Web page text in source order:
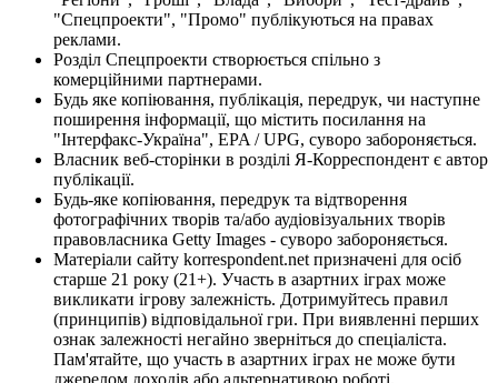
"Спецпроекти", "Промо" публікуються на правах
реклами.
Розділ Спецпроекти створюється спільно з
комерційними партнерами.
Будь яке копіювання, публікація, передрук, чи наступне
поширення інформації, що містить посилання на
"Інтерфакс-Україна", EPA / UPG, суворо забороняється.
Власник веб-сторінки в розділі Я-Корреспондент є автор
публікації.
Будь-яке копіювання, передрук та відтворення
фотографічних творів та/або аудіовізуальних творів
правовласника Getty Images - суворо забороняється.
Матеріали сайту korrespondent.net призначені для осіб
старше 21 року (21+). Участь в азартних іграх може
викликати ігрову залежність. Дотримуйтесь правил
(принципів) відповідальної гри. При виявленні перших
ознак залежності негайно зверніться до спеціаліста.
Пам'ятайте, що участь в азартних іграх не може бути
джерелом доходів або альтернативою роботі.